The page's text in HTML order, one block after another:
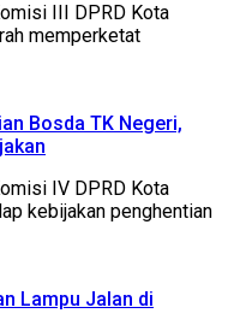
III DPRD Kota
memperketat
Bosda TK Negeri,
IV DPRD Kota
kebijakan penghentian
Lampu Jalan di